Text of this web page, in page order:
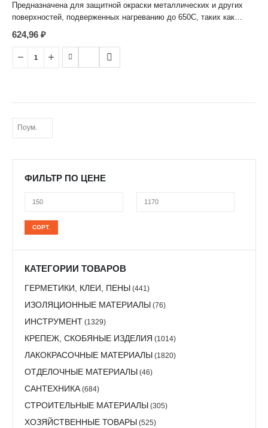
Предназначена для защитной окраски металлических и других
поверхностей, подверженных нагреванию до 650С, таких как
детали водонагревательного и котельного оборудования, печей
для бань, саун, каминов и барбекю, радиаторов отопления и
элементов выхлопной системы автомобилей. Может применяться
для окраски изделий из камня, бетонных, железобетонных,
осадков, агрессивных сред.
Расход: для двухслойного покрытия 220-250 г/м2.
624,96 ₽
ФИЛЬТР ПО ЦЕНЕ
цена
цена
СОРТ.
КАТЕГОРИИ ТОВАРОВ
ГЕРМЕТИКИ, КЛЕИ, ПЕНЫ (441)
ИЗОЛЯЦИОННЫЕ МАТЕРИАЛЫ (76)
ИНСТРУМЕНТ (1329)
КРЕПЕЖ, СКОБЯНЫЕ ИЗДЕЛИЯ (1014)
ЛАКОКРАСОЧНЫЕ МАТЕРИАЛЫ (1820)
ОТДЕЛОЧНЫЕ МАТЕРИАЛЫ (46)
САНТЕХНИКА (684)
СТРОИТЕЛЬНЫЕ МАТЕРИАЛЫ (305)
ХОЗЯЙСТВЕННЫЕ ТОВАРЫ (525)